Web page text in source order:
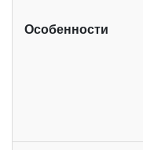
Особенности